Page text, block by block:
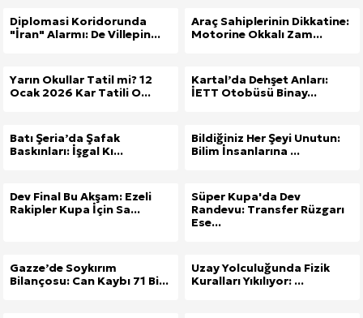
Diplomasi Koridorunda
"İran" Alarmı: De Villepin...
Araç Sahiplerinin Dikkatine:
Motorine Okkalı Zam...
Yarın Okullar Tatil mi? 12
Ocak 2026 Kar Tatili O...
Kartal’da Dehşet Anları:
İETT Otobüsü Binay...
Batı Şeria’da Şafak
Baskınları: İşgal Kı...
Bildiğiniz Her Şeyi Unutun:
Bilim İnsanlarına ...
Dev Final Bu Akşam: Ezeli
Rakipler Kupa İçin Sa...
Süper Kupa'da Dev
Randevu: Transfer Rüzgarı
Ese...
Gazze’de Soykırım
Bilançosu: Can Kaybı 71 Bi...
Uzay Yolculuğunda Fizik
Kuralları Yıkılıyor: ...